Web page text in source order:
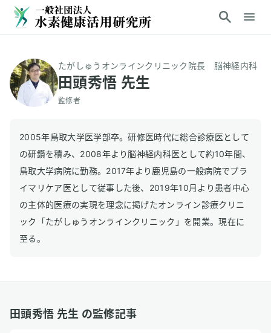
たがしゅうオンラインクリニック院長 脳神経内科
田頭秀悟 先生
監修者
2005年鳥取大学医学部卒。研修医時代に総合診療医として
の研鑽を積み、2008年より脳神経内科医として約10年間、
鳥取大学病院に勤務。2017年より鹿児島の一般病院でプラ
イマリケア医として従事した後、2019年10月より患者中心
の主体的医療の実現を理念に掲げたオンライン診療クリニ
ック「たがしゅうオンラインクリニック」を開業。現在に
至る。
田頭秀悟 先生 の監修記事